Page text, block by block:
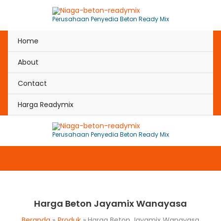
Perusahaan Penyedia Beton Ready Mix
Home
About
Contact
Harga Readymix
Perusahaan Penyedia Beton Ready Mix
Harga Beton Jayamix Wanayasa